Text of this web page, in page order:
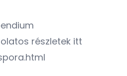
részletek itt